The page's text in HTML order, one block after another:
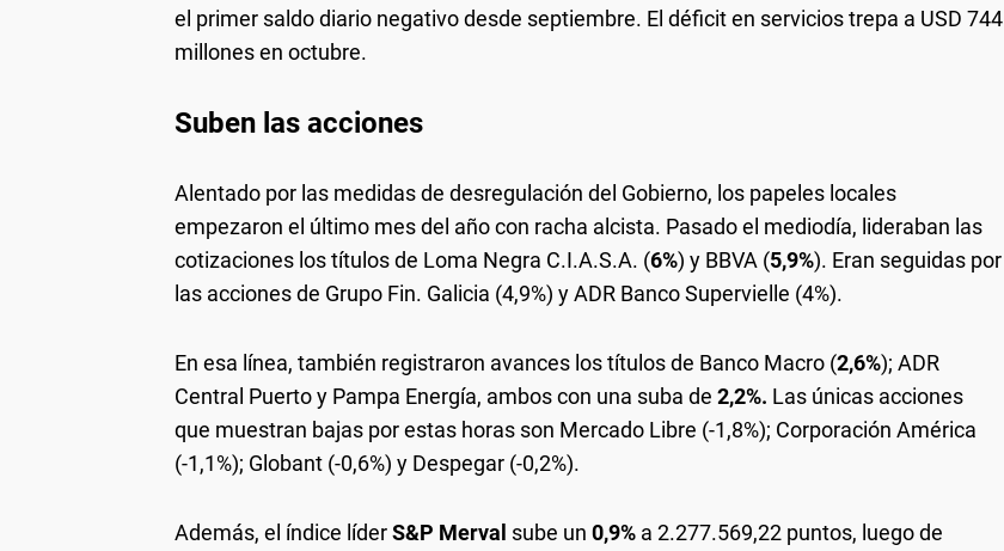
el primer saldo diario negativo desde septiembre. El déficit en servicios trepa a USD 744
millones en octubre.
Suben las acciones
Alentado por las medidas de desregulación del Gobierno, los papeles locales
empezaron el último mes del año con racha alcista. Pasado el mediodía, lideraban las
cotizaciones los títulos de Loma Negra C.I.A.S.A. (6%) y BBVA (5,9%). Eran seguidas por
las acciones de Grupo Fin. Galicia (4,9%) y ADR Banco Supervielle (4%).
En esa línea, también registraron avances los títulos de Banco Macro (2,6%); ADR
Central Puerto y Pampa Energía, ambos con una suba de 2,2%. Las únicas acciones
que muestran bajas por estas horas son Mercado Libre (-1,8%); Corporación América
(-1,1%); Globant (-0,6%) y Despegar (-0,2%).
Además, el índice líderS&P Merval sube un 0,9% a 2.277.569,22 puntos, luego de